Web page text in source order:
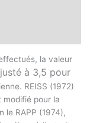
la valeur
à 3,5 pour
REISS (1972)
modifié pour la
le RAPP (1974),